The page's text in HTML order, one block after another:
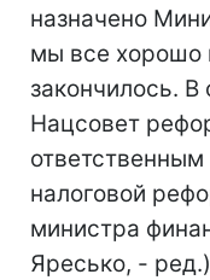
назначено
мы все хорошо
закончилось. В
Нацсовет
налоговой
министра
Яресько, -